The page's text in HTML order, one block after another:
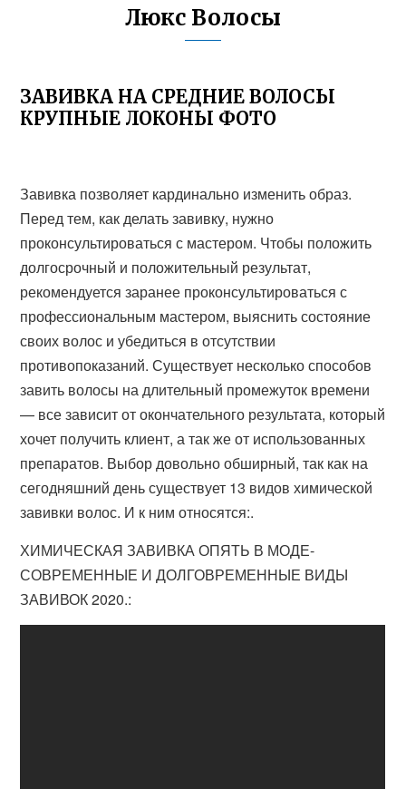
Люкс Волосы
ЗАВИВКА НА СРЕДНИЕ ВОЛОСЫ
КРУПНЫЕ ЛОКОНЫ ФОТО
Завивка позволяет кардинально изменить образ.
Перед тем, как делать завивку, нужно
проконсультироваться с мастером. Чтобы положить
долгосрочный и положительный результат,
рекомендуется заранее проконсультироваться с
профессиональным мастером, выяснить состояние
своих волос и убедиться в отсутствии
противопоказаний. Существует несколько способов
завить волосы на длительный промежуток времени
— все зависит от окончательного результата, который
хочет получить клиент, а так же от использованных
препаратов. Выбор довольно обширный, так как на
сегодняшний день существует 13 видов химической
завивки волос. И к ним относятся:.
ХИМИЧЕСКАЯ ЗАВИВКА ОПЯТЬ В МОДЕ-
СОВРЕМЕННЫЕ И ДОЛГОВРЕМЕННЫЕ ВИДЫ
ЗАВИВОК 2020.: